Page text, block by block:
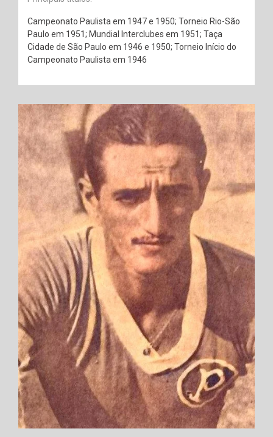
Campeonato Paulista em 1947 e 1950; Torneio Rio-São
Paulo em 1951; Mundial Interclubes em 1951; Taça
Cidade de São Paulo em 1946 e 1950; Torneio Início do
Campeonato Paulista em 1946